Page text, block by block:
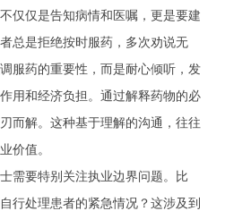
仅仅是告知病情和医嘱，更是要建
总是拒绝按时服药，多次劝说无
服药的重要性，而是耐心倾听，发
用和经济负担。通过解释药物的必
而解。这种基于理解的沟通，往往
价值。
需要特别关注执业边界问题。比
行处理患者的紧急情况？这涉及到